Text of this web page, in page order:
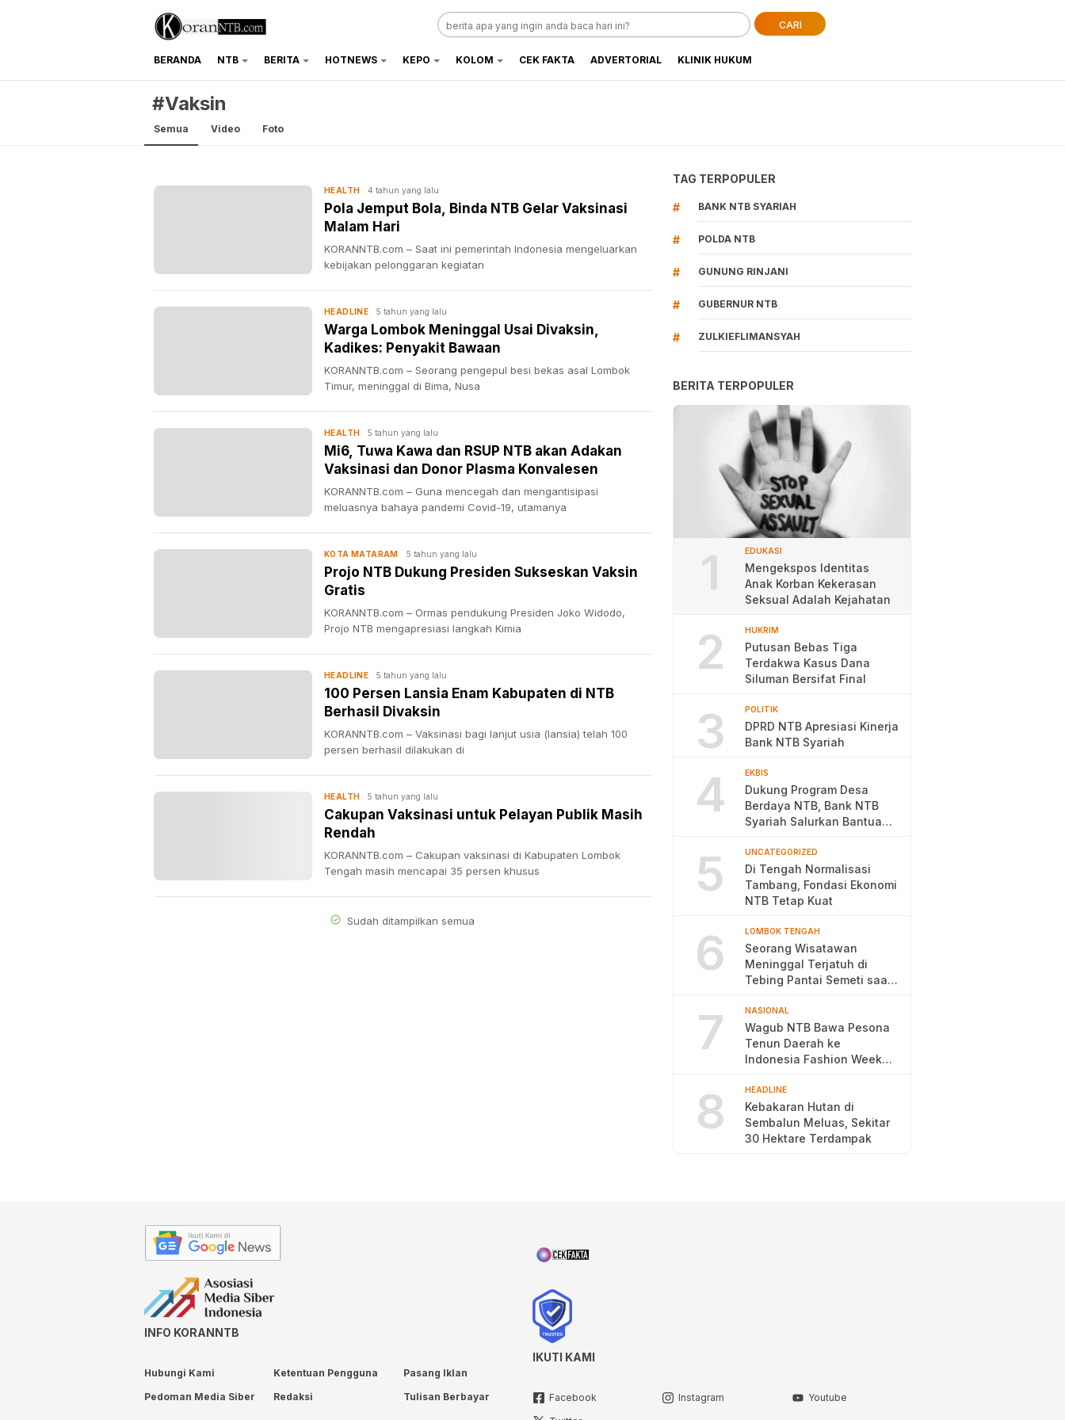
koranntb.com
CARI
BERANDA NTB BERITA HOTNEWS KEPO KOLOM CEK FAKTA ADVERTORIAL KLINIK HUKUM
#Vaksin
Semua Video Foto
HEALTH 4 tahun yang lalu
Pola Jemput Bola, Binda NTB Gelar Vaksinasi
Malam Hari
KORANNTB.com – Saat ini pemerintah Indonesia mengeluarkan
kebijakan pelonggaran kegiatan
HEADLINE 5 tahun yang lalu
Warga Lombok Meninggal Usai Divaksin,
Kadikes: Penyakit Bawaan
KORANNTB.com – Seorang pengepul besi bekas asal Lombok
Timur, meninggal di Bima, Nusa
HEALTH 5 tahun yang lalu
Mi6, Tuwa Kawa dan RSUP NTB akan Adakan
Vaksinasi dan Donor Plasma Konvalesen
KORANNTB.com – Guna mencegah dan mengantisipasi
meluasnya bahaya pandemi Covid-19, utamanya
KOTA MATARAM 5 tahun yang lalu
Projo NTB Dukung Presiden Sukseskan Vaksin
Gratis
KORANNTB.com – Ormas pendukung Presiden Joko Widodo,
Projo NTB mengapresiasi langkah Kimia
HEADLINE 5 tahun yang lalu
100 Persen Lansia Enam Kabupaten di NTB
Berhasil Divaksin
KORANNTB.com – Vaksinasi bagi lanjut usia (lansia) telah 100
persen berhasil dilakukan di
HEALTH 5 tahun yang lalu
Cakupan Vaksinasi untuk Pelayan Publik Masih
Rendah
KORANNTB.com – Cakupan vaksinasi di Kabupaten Lombok
Tengah masih mencapai 35 persen khusus
Sudah ditampilkan semua
TAG TERPOPULER
# BANK NTB SYARIAH
# POLDA NTB
# GUNUNG RINJANI
# GUBERNUR NTB
# ZULKIEFLIMANSYAH
BERITA TERPOPULER
1 EDUKASI
Mengekspos Identitas
Anak Korban Kekerasan
Seksual Adalah Kejahatan
2 HUKRIM
Putusan Bebas Tiga
Terdakwa Kasus Dana
Siluman Bersifat Final
3 POLITIK
DPRD NTB Apresiasi Kinerja
Bank NTB Syariah
4 EKBIS
Dukung Program Desa
Berdaya NTB, Bank NTB
Syariah Salurkan Bantuan
5 UNCATEGORIZED
Di Tengah Normalisasi
Tambang, Fondasi Ekonomi
NTB Tetap Kuat
6 LOMBOK TENGAH
Seorang Wisatawan
Meninggal Terjatuh di
Tebing Pantai Semeti saat
7 NASIONAL
Wagub NTB Bawa Pesona
Tenun Daerah ke
Indonesia Fashion Week
8 HEADLINE
Kebakaran Hutan di
Sembalun Meluas, Sekitar
30 Hektare Terdampak
INFO KORANNTB
Hubungi Kami Ketentuan Pengguna
Pasang Iklan
Pedoman Media Siber
Redaksi Tulisan Berbayar
IKUTI KAMI
Facebook Instagram
Youtube